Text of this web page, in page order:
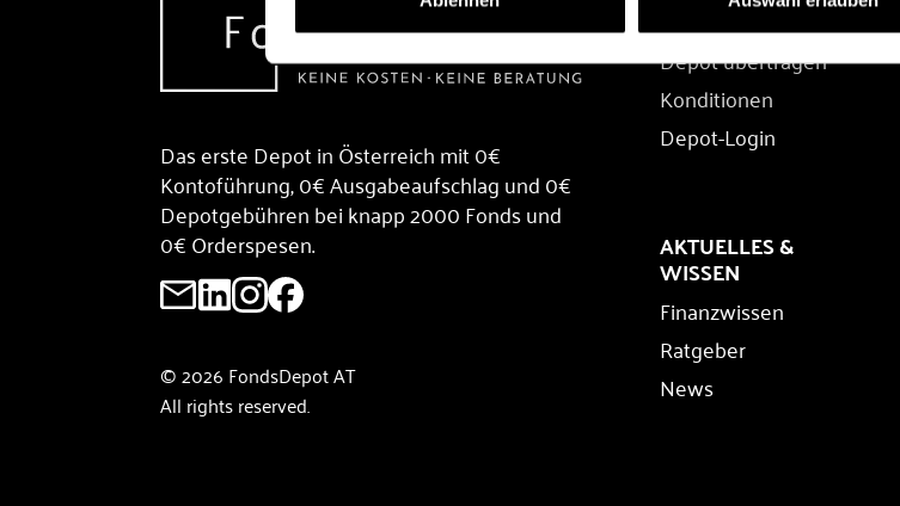
Das erste Depot in Österreich mit 0€
Kontoführung, 0€ Ausgabeaufschlag und 0€
Depotgebühren bei knapp 2000 Fonds und
0€ Orderspesen.
© 2026 FondsDepot AT
All rights reserved.
Depot übertragen
Konditionen
Depot-Login
AKTUELLES &
WISSEN
Finanzwissen
Ratgeber
News